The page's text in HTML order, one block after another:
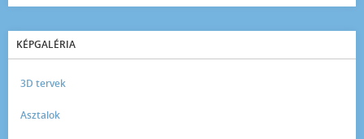
KÉPGALÉRIA
3D tervek
Asztalok